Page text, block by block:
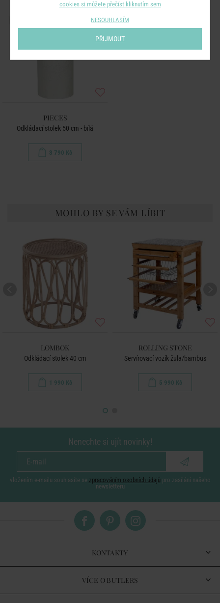
PIECES
Odkládací stolek 50 cm - bílá
3 790 Kč
MOHLO BY SE VÁM LÍBIT
LOMBOK
Odkládací stolek 40 cm
1 990 Kč
ROLLING STONE
Servírovací vozík žula/bambus
5 990 Kč
Nenechte si ujít novinky!
vložením e-mailu souhlasíte se zpracováním osobních údajů pro zasílání našeho
newsletteru
KONTAKTY
VÍCE O BUTLERS
cookies si můžete přečíst kliknutím sem
NESOUHLASÍM
PŘIJMOUT